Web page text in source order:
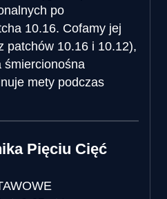
po
10.16. Cofamy jej
patchów 10.16 i 10.12),
śmiercionośna
mety podczas
Pięciu Cięć